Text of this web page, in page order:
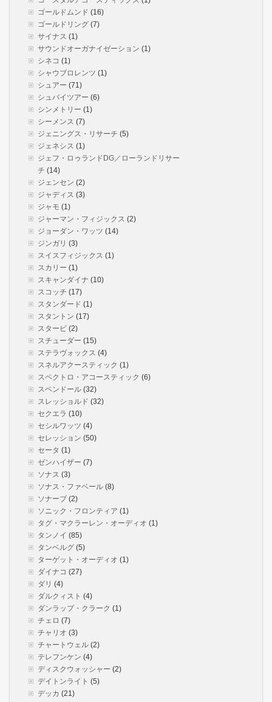
ゴールドムンド (16)
ゴールドリング (7)
サイナス (1)
サウンドオーガナイゼーション (1)
シネコ (1)
シャウブロレンツ (1)
シュアー (71)
シュバイツアー (6)
シンメトリー (1)
シーメンス (7)
ジェニングス・リサーチ (5)
ジェネシス (1)
ジェフ・ロゥランドDG／ローランドリサー
チ (14)
ジェンセン (2)
ジャディス (3)
ジャモ (1)
ジャーマン・フィジックス (2)
ジョーダン・ワッツ (14)
ジンガリ (3)
スイスフィジックス (1)
スカリー (1)
スキャンダイナ (10)
スコッチ (17)
スタンダード (1)
スタントン (17)
スタービ (2)
スチューダー (15)
ステラヴォックス (4)
スネルアクースティック (1)
スペクトロ・アコースティック (6)
スペンドール (32)
スレッショルド (32)
セクエラ (10)
セシルワッツ (4)
セレッション (50)
セータ (1)
ゼンハイザー (7)
ソナス (3)
ソナス・ファベール (8)
ソナーブ (2)
ソニック・フロンティア (1)
タグ・マクラーレン・オーディオ (1)
タンノイ (85)
タンベルグ (5)
ターゲット・オーディオ (1)
ダイナコ (27)
ダリ (4)
ダルクィスト (4)
ダンラップ・クラーク (1)
チェロ (7)
チャリオ (3)
チャートウェル (2)
テレフンケン (4)
ディスクウォッシャー (2)
デイトンライト (5)
デッカ (21)